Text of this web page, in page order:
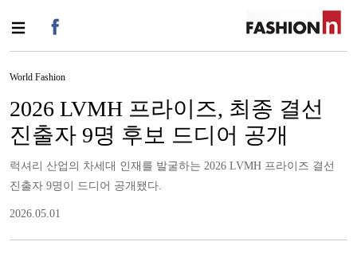
World Fashion
2026 LVMH 프라이즈, 최종 결선
진출자 9명 후보 드디어 공개
럭셔리 산업의 차세대 인재를 발굴하는 2026 LVMH 프라이즈 결선
진출자 9명이 드디어 공개됐다.
2026.05.01